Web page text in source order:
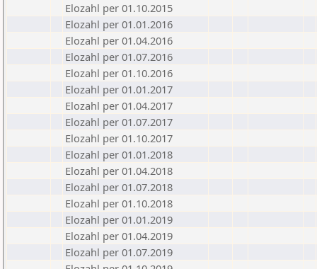
Elozahl per 01.10.2015
Elozahl per 01.01.2016
Elozahl per 01.04.2016
Elozahl per 01.07.2016
Elozahl per 01.10.2016
Elozahl per 01.01.2017
Elozahl per 01.04.2017
Elozahl per 01.07.2017
Elozahl per 01.10.2017
Elozahl per 01.01.2018
Elozahl per 01.04.2018
Elozahl per 01.07.2018
Elozahl per 01.10.2018
Elozahl per 01.01.2019
Elozahl per 01.04.2019
Elozahl per 01.07.2019